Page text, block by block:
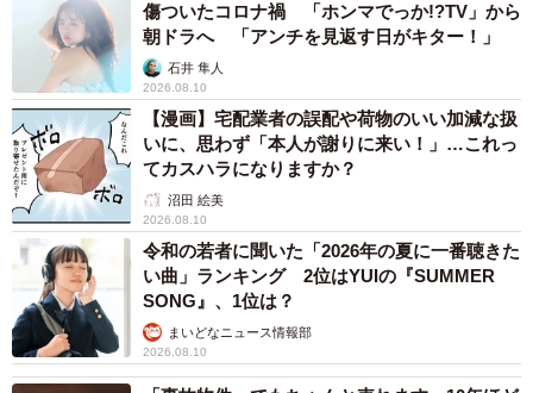
傷ついたコロナ禍 「ホンマでっか!?TV」から
朝ドラへ 「アンチを見返す日がキター！」
石井 隼人
2026.08.10
【漫画】宅配業者の誤配や荷物のいい加減な扱
いに、思わず「本人が謝りに来い！」…これっ
てカスハラになりますか？
沼田 絵美
2026.08.10
令和の若者に聞いた「2026年の夏に一番聴きた
い曲」ランキング 2位はYUIの『SUMMER
SONG』、1位は？
まいどなニュース情報部
2026.08.10